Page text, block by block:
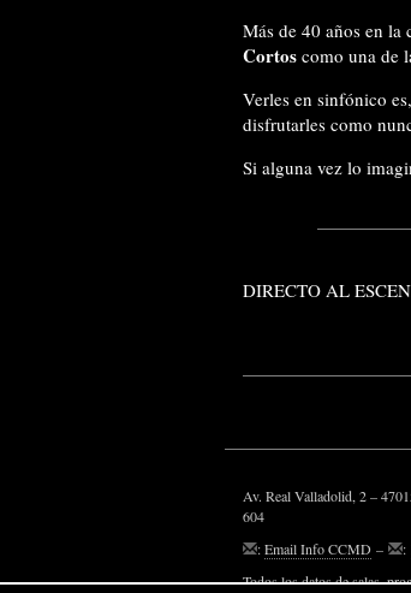
Más de 40 años en la
Cortos como una de
Verles en sinfónico
disfrutarles como
Si alguna vez lo
DIRECTO AL
Av. Real Valladolid, 2 –
604
:Email Info CCMD – :
Todos los datos de salas,